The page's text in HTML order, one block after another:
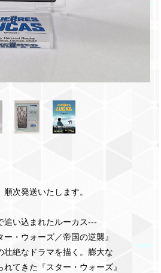
次発送いたします。
追い込まれたルーカス---
・ウォーズ／帝国の逆襲』
壮絶なドラマを描く。膨大な
てきた『スター・ウォーズ』